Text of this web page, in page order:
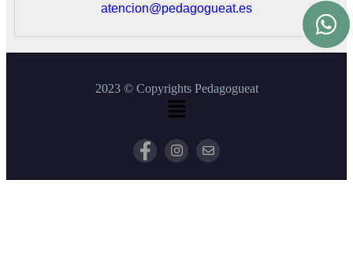
atencion@pedagogueat.es
2023 © Copyrights Pedagogueat